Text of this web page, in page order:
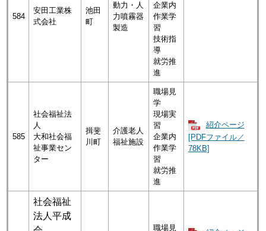
584
安田工業株
式会社
池田
町
動力・人
力噴霧器
製造
企業内
作業学
習
技術指
導
就労推
進
585
社会福祉法
人
大和社会福
祉事業セン
ター
揖斐
川町
介護老人
福祉施設
職場見
学
現場実
習
企業内
作業学
習
就労推
進
紹介ページ
[PDFファイル／
78KB]
社会福祉
法人平成
職場見